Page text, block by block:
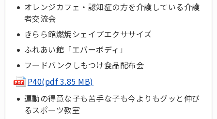
オレンジカフェ・認知症の方を介護している介護
者交流会
きらら館燃焼シェイプエクササイズ
ふれあい館「エバーボディ」
フードバンクしもつけ食品配布会
P40(pdf 3.85 MB)
運動の得意な子も苦手な子も今よりもグッと伸び
るスポーツ教室